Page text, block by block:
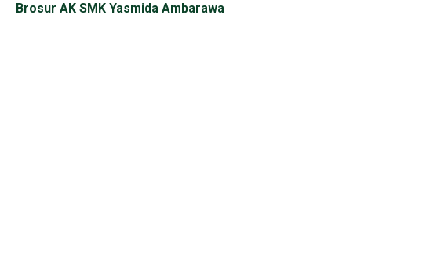
Brosur AK SMK Yasmida Ambarawa